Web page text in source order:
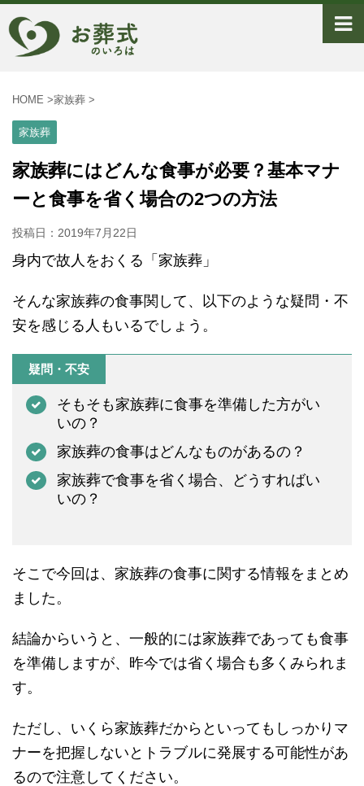
HOME >家族葬 >
家族葬
家族葬にはどんな食事が必要？基本マナ
ーと食事を省く場合の2つの方法
投稿日： 2019年7月22日
身内で故人をおくる「家族葬」
そんな家族葬の食事関して、以下のような疑問・不
安を感じる人もいるでしょう。
疑問・不安
そもそも家族葬に食事を準備した方がい
いの？
家族葬の食事はどんなものがあるの？
家族葬で食事を省く場合、どうすればい
いの？
そこで今回は、家族葬の食事に関する情報をまとめ
ました。
結論からいうと、一般的には家族葬であっても食事
を準備しますが、昨今では省く場合も多くみられま
す。
ただし、いくら家族葬だからといってもしっかりマ
ナーを把握しないとトラブルに発展する可能性があ
るので注意してください。